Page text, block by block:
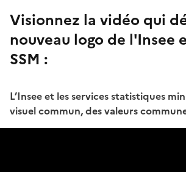
Visionnez la vidéo qui
nouveau logo de l'Insee
SSM :
L’Insee et les services statistiques
visuel commun, des valeurs